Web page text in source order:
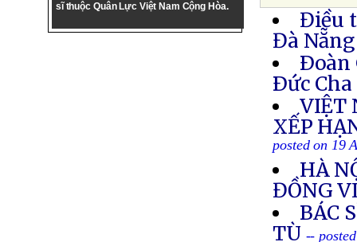
sĩ thuộc Quân Lực Việt Nam Cộng Hòa.
Điều
Đà Nẵng
Ðoàn
Ðức
VIỆT
XẾP
posted on 19
HÀ
ĐỒNG
BÁC
TÙ --